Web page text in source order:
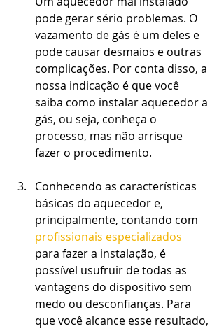
pode gerar sério problemas. O
vazamento de gás é um deles e
pode causar desmaios e outras
complicações. Por conta disso, a
nossa indicação é que você
saiba como instalar aquecedor a
gás, ou seja, conheça o
processo, mas não arrisque
fazer o procedimento.
Conhecendo as características
básicas do aquecedor e,
principalmente, contando com
profissionais especializados
para fazer a instalação, é
possível usufruir de todas as
vantagens do dispositivo sem
medo ou desconfianças. Para
que você alcance esse resultado,